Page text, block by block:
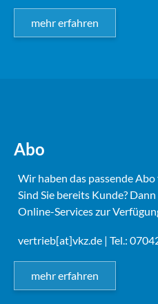
mehr erfahren
Abo
Wir haben das passende Abo
Sind Sie bereits Kunde?
Online-Services zur
vertrieb[at]vkz.de | Tel.:
mehr erfahren